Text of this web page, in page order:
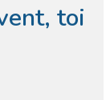
toi